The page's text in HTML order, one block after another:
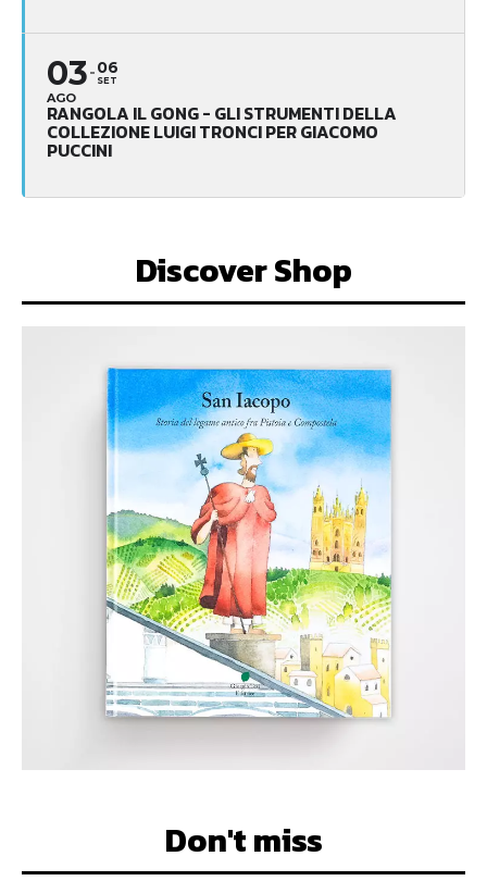
03
AGO
06
SET
RANGOLA IL GONG - GLI STRUMENTI DELLA
COLLEZIONE LUIGI TRONCI PER GIACOMO
PUCCINI
Discover Shop
Don't miss